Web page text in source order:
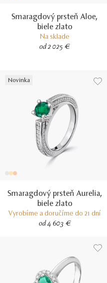
Smaragdový prsteň Aloe,
biele zlato
Na sklade
od 2 025 €
Novinka
Smaragdový prsteň Aurelia,
biele zlato
Vyrobíme a doručíme do 21 dní
od 4 603 €